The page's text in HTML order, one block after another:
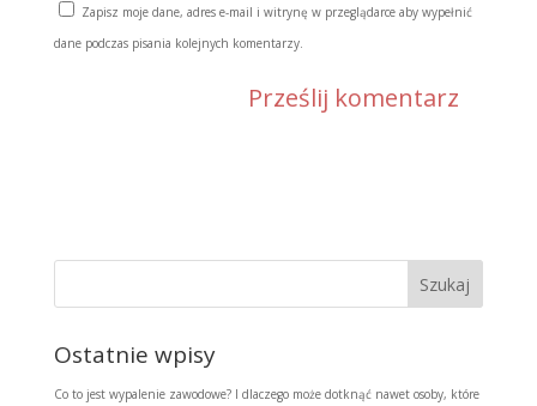
Zapisz moje dane, adres e-mail i witrynę w przeglądarce aby wypełnić
dane podczas pisania kolejnych komentarzy.
Ostatnie wpisy
Co to jest wypalenie zawodowe? I dlaczego może dotknąć nawet osoby, które